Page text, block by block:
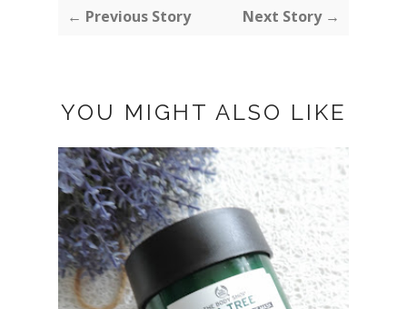
← Previous Story Next Story →
YOU MIGHT ALSO LIKE